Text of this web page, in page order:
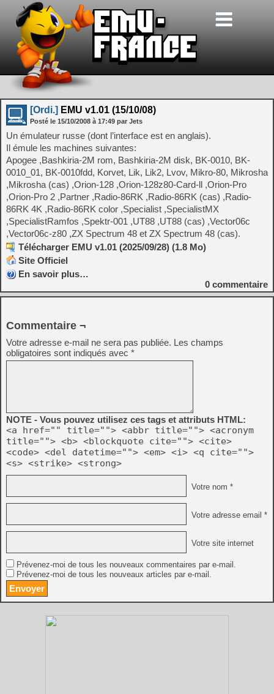
[Ordi.] EMU v1.01 (15/10/08)
Posté le 15/10/2008 à 17:49 par Jets
Un émulateur russe (dont l’interface est en anglais).
Il émule les machines suivantes:
Apogee ,Bashkiria-2M rom, Bashkiria-2M disk, BK-0010, BK-
0010_01, BK-0010fdd, Korvet, Lik, Lik2, Lvov, Mikro-80, Mikrosha
,Mikrosha (cas) ,Orion-128 ,Orion-128z80-Card-ll ,Orion-Pro
,Orion-Pro 2 ,Partner ,Radio-86RK ,Radio-86RK (cas) ,Radio-
86RK 4K ,Radio-86RK color ,Specialist ,SpecialistMX
,SpecialistRamfos ,Spektr-001 ,UT88 ,UT88 (cas) ,Vector06c
,Vector06c-z80 ,ZX Spectrum 48 et ZX Spectrum 48 (cas).
Télécharger EMU v1.01 (2025/09/28) (1.8 Mo)
Site Officiel
En savoir plus…
0 commentaire
Commentaire ¬
Votre adresse e-mail ne sera pas publiée. Les champs
obligatoires sont indiqués avec *
NOTE - Vous pouvez utilisez ces tags et attributs HTML:
<a href="" title=""> <abbr title=""> <acronym
title=""> <b> <blockquote cite=""> <cite>
<code> <del datetime=""> <em> <i> <q cite="">
<s> <strike> <strong>
Votre nom *
Votre adresse email *
Votre site internet
Prévenez-moi de tous les nouveaux commentaires par e-mail.
Prévenez-moi de tous les nouveaux articles par e-mail.